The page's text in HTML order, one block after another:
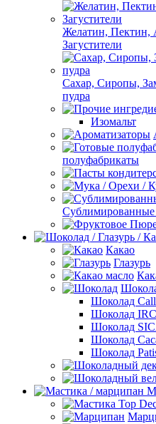
Желатин, Пектин,
Загустители
Сахар, Сиропы,
пудра
Изомальт
полуфабрикаты
Какао
Глазурь
Шоколад
Шоколад
Шоколад
Шоколад
Шоколад